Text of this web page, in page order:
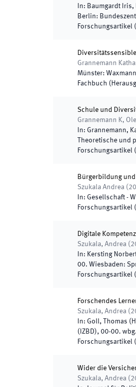
In: Baumgardt Iris,
Berlin:
Forschungsartikel
Grannemann
Münster: Waxmann
Fachbuch
Schule und
Grannemann K,
In: Grannemann,
Theoretische und
Forschungsartikel
Bürgerbildung
Szukala Andrea (
In: Gesellschaft -
Forschungsartikel
Digitale
Szukala, Andrea (
In: Kersting
00. Wiesbaden:
Forschungsartikel
Forschendes
Szukala, Andrea (
In: Goll, Thomas (
(IZBD), 00-00. wbg.
Forschungsartikel
Wider die
Szukala, Andrea (